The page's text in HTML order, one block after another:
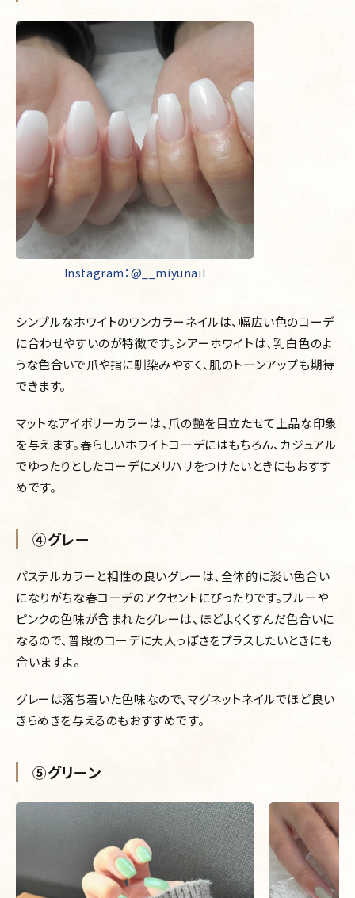
Instagram：@__miyunail
シンプルなホワイトのワンカラーネイルは、幅広い色のコーデ
に合わせやすいのが特徴です。シアーホワイトは、乳白色のよ
うな色合いで爪や指に馴染みやすく、肌のトーンアップも期待
できます。
マットなアイボリーカラーは、爪の艶を目立たせて上品な印象
を与えます。春らしいホワイトコーデにはもちろん、カジュアル
でゆったりとしたコーデにメリハリをつけたいときにもおすす
めです。
④グレー
パステルカラーと相性の良いグレーは、全体的に淡い色合い
になりがちな春コーデのアクセントにぴったりです。ブルーや
ピンクの色味が含まれたグレーは、ほどよくくすんだ色合いに
なるので、普段のコーデに大人っぽさをプラスしたいときにも
合いますよ。
グレーは落ち着いた色味なので、マグネットネイルでほど良い
きらめきを与えるのもおすすめです。
⑤グリーン